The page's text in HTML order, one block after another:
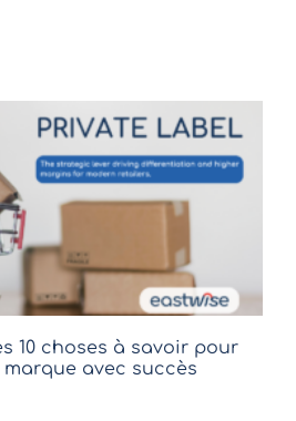
10 choses à savoir pour
avec succès